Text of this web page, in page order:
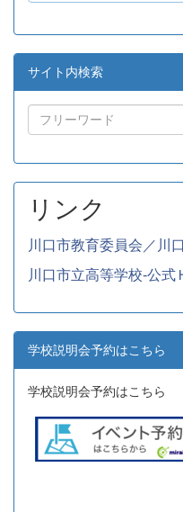
サイト内検索
リンク
川口市教育委員会／川
川口市立高等学校-公式
学校説明会予約はこちら
学校説明会予約はこちら